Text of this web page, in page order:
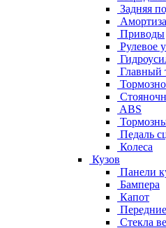
Задняя
Приводы
Рулевое
Главный
ABS
Педаль
Колеса
Кузов
Панели
Бампера
Капот
Стекла